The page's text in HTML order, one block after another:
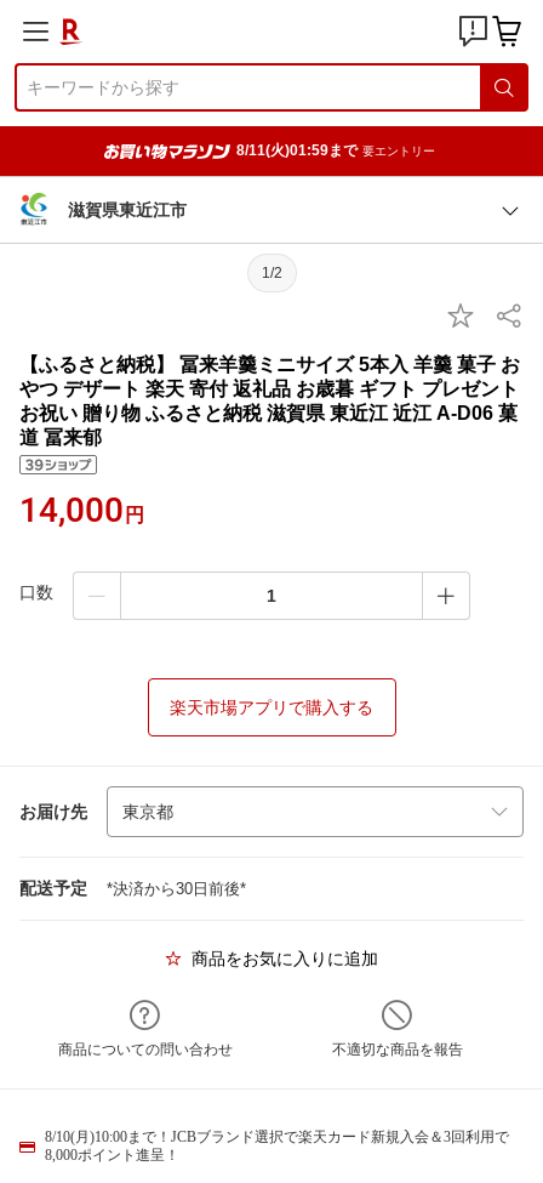
8/11(火)01:59まで 要エントリー
滋賀県東近江市
1/2
【ふるさと納税】 冨来羊羹ミニサイズ 5本入 羊羹 菓子 お
やつ デザート 楽天 寄付 返礼品 お歳暮 ギフト プレゼント
お祝い 贈り物 ふるさと納税 滋賀県 東近江 近江 A-D06 菓
道 冨来郁
14,000 円
口数
楽天市場アプリで購入する
お届け先
配送予定 *決済から30日前後*
商品をお気に入りに追加
商品についての問い合わせ 不適切な商品を報告
8/10(月)10:00まで！JCBブランド選択で楽天カード新規入会＆3回利用で
8,000ポイント進呈！